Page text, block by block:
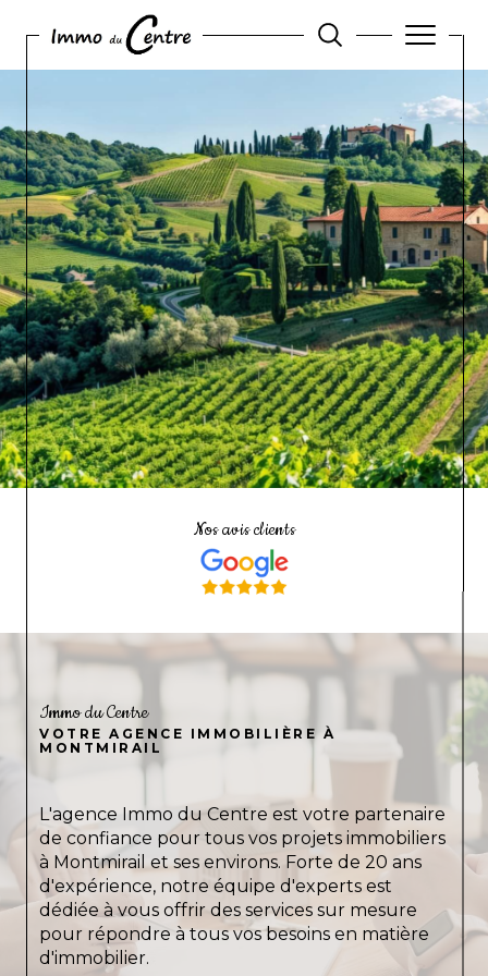
Nos avis clients
Immo du Centre
VOTRE AGENCE IMMOBILIÈRE À
MONTMIRAIL
L'agence Immo du Centre est votre partenaire
de confiance pour tous vos projets immobiliers
à Montmirail et ses environs. Forte de 20 ans
d'expérience, notre équipe d'experts est
dédiée à vous offrir des services sur mesure
pour répondre à tous vos besoins en matière
d'immobilier.